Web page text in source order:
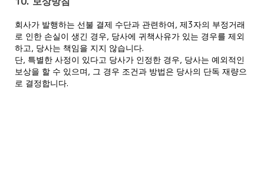
회사가 발행하는 선불 결제 수단과 관련하여, 제3자의 부정거래
로 인한 손실이 생긴 경우, 당사에 귀책사유가 있는 경우를 제외
하고, 당사는 책임을 지지 않습니다.
단, 특별한 사정이 있다고 당사가 인정한 경우, 당사는 예외적인
보상을 할 수 있으며, 그 경우 조건과 방법은 당사의 단독 재량으
로 결정합니다.